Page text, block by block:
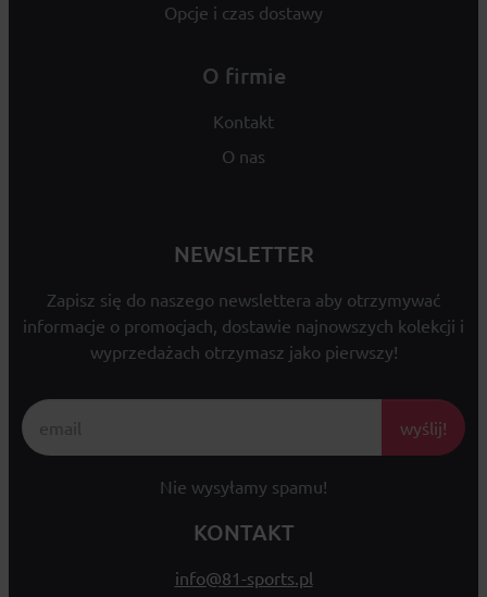
Opcje i czas dostawy
O firmie
Kontakt
O nas
NEWSLETTER
Zapisz się do naszego newslettera aby otrzymywać
informacje o promocjach, dostawie najnowszych kolekcji i
wyprzedażach otrzymasz jako pierwszy!
wyślij!
Nie wysyłamy spamu!
KONTAKT
info@81-sports.pl